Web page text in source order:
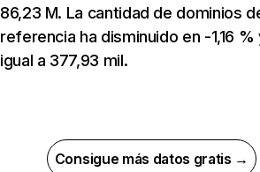
86,23 M. La cantidad de dominios
referencia ha disminuido en -1,16 %
igual a 377,93 mil.
Consigue más datos gratis →